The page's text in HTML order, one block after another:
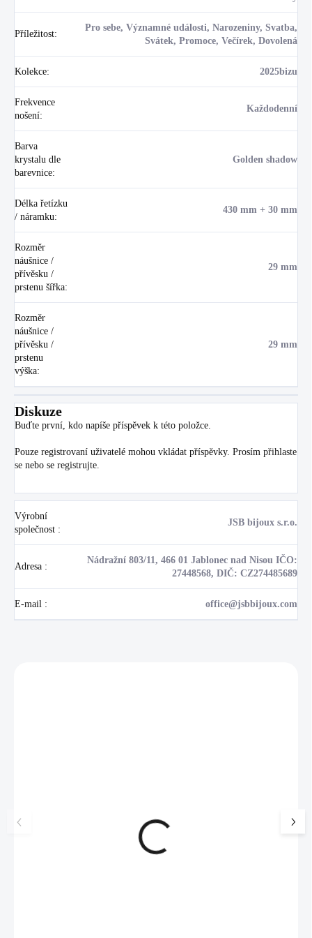
Příležitost:
Pro sebe, Významné události, Narozeniny, Svatba,
Svátek, Promoce, Večírek, Dovolená
Kolekce: 2025bizu
Frekvence
nošení:
Každodenní
Barva
krystalu dle
barevnice:
Golden shadow
Délka řetízku
/ náramku:
430 mm + 30 mm
Rozměr
náušnice /
přívěsku /
prstenu šířka:
29 mm
Rozměr
náušnice /
přívěsku /
prstenu
výška:
29 mm
Diskuze
Buďte první, kdo napíše příspěvek k této položce.
Pouze registrovaní uživatelé mohou vkládat příspěvky. Prosím přihlaste
se nebo se registrujte
Výrobní
společnost :
JSB bijoux s.r.o.
Adresa :
Nádražní 803/11, 466 01 Jablonec nad Nisou IČO:
27448568, DIČ: CZ274485689
E-mail : office@jsbbijoux.com